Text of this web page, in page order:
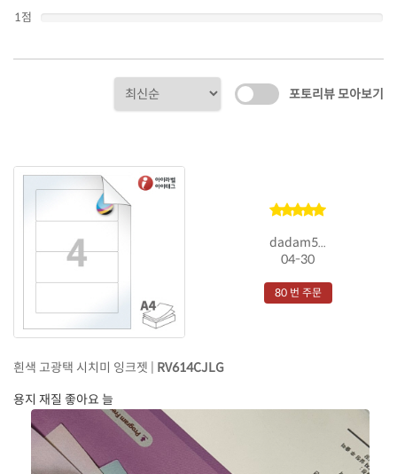
1점
포토리뷰 모아보기
dadam5...
04-30
80 번 주문
흰색 고광택 시치미 잉크젯 | RV614CJLG
용지 재질 좋아요 늘